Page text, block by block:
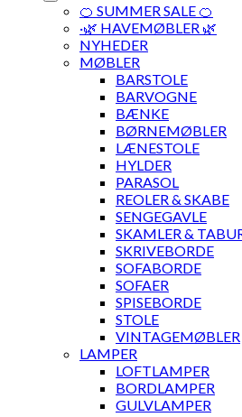
🍊 SUMMER SALE 🍊
·🌿 HAVEMØBLER 🌿
NYHEDER
MØBLER
BARSTOLE
BARVOGNE
BÆNKE
BØRNEMØBLER
LÆNESTOLE
HYLDER
PARASOL
REOLER & SKABE
SENGEGAVLE
SKAMLER &
SKRIVEBORDE
SOFABORDE
SOFAER
SPISEBORDE
STOLE
VINTAGEMØBLER
LAMPER
LOFTLAMPER
BORDLAMPER
GULVLAMPER